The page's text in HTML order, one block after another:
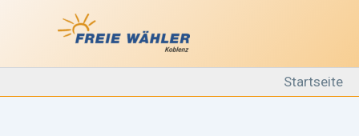
Startseite